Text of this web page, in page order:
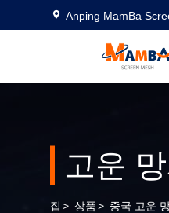
Anping MamBa
고운
집 > 상품> 중국 고운